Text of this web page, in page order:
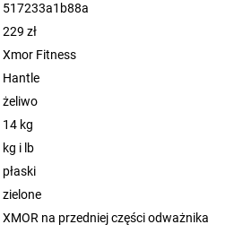
517233a1b88a
229 zł
Xmor Fitness
Hantle
żeliwo
14 kg
kg i lb
płaski
zielone
XMOR na przedniej części odważnika